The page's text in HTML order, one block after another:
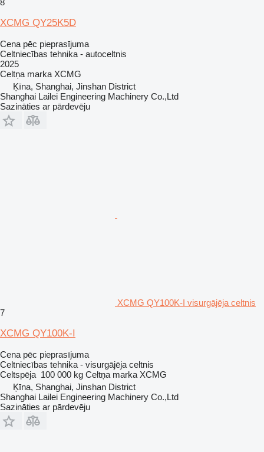
XCMG QY25K5D
Cena pēc pieprasījuma
Celtniecības tehnika - autoceltnis
2025
Celtņa marka XCMG
Ķīna, Shanghai, Jinshan District
Shanghai Lailei Engineering Machinery Co.,Ltd
Sazināties ar pārdevēju
XCMG QY100K-I visurgājēja celtnis
7
XCMG QY100K-I
Cena pēc pieprasījuma
Celtniecības tehnika - visurgājēja celtnis
Celtspēja 100 000 kg Celtņa marka XCMG
Ķīna, Shanghai, Jinshan District
Shanghai Lailei Engineering Machinery Co.,Ltd
Sazināties ar pārdevēju